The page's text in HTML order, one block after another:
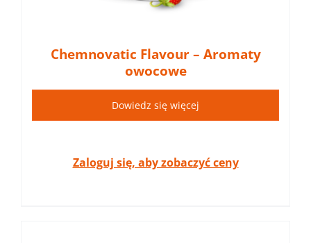
Chemnovatic Flavour – Aromaty
owocowe
Dowiedz się więcej
Zaloguj się, aby zobaczyć ceny